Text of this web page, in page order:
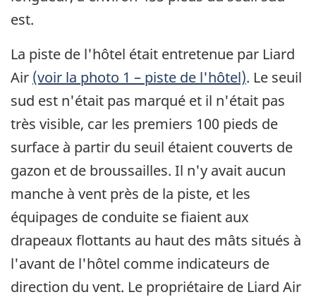
est.
La piste de l'hôtel était entretenue par Liard
Air (voir la photo 1 – piste de l'hôtel). Le seuil
sud est n'était pas marqué et il n'était pas
très visible, car les premiers 100 pieds de
surface à partir du seuil étaient couverts de
gazon et de broussailles. Il n'y avait aucun
manche à vent près de la piste, et les
équipages de conduite se fiaient aux
drapeaux flottants au haut des mâts situés à
l'avant de l'hôtel comme indicateurs de
direction du vent. Le propriétaire de Liard Air